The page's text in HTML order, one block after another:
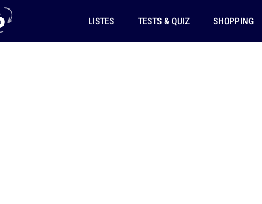
LISTES TESTS & QUIZ SHOPPING